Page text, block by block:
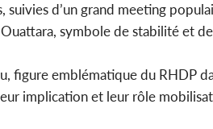
d’un grand meeting
symbole de stabilité et
figure emblématique du RHDP
implication et leur rôle